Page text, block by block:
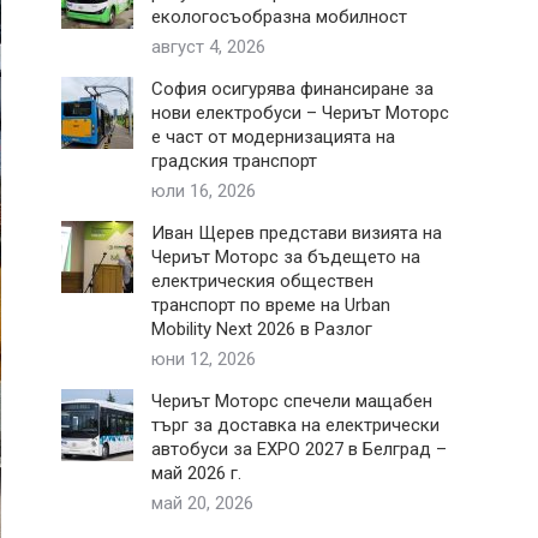
екологосъобразна мобилност
август 4, 2026
София осигурява финансиране за
нови електробуси – Чериът Моторс
е част от модернизацията на
градския транспорт
юли 16, 2026
Иван Щерев представи визията на
Чериът Моторс за бъдещето на
електрическия обществен
транспорт по време на Urban
Mobility Next 2026 в Разлог
юни 12, 2026
Чериът Моторс спечели мащабен
търг за доставка на електрически
автобуси за EXPO 2027 в Белград –
май 2026 г.
май 20, 2026